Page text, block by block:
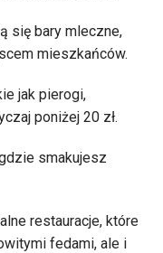
się bary mleczne,
mieszkańców.
jak pierogi,
poniżej 20 zł.
smakujesz
restauracje, które
fedami, ale i